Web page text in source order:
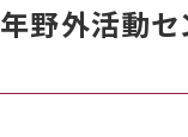
野外活動セ